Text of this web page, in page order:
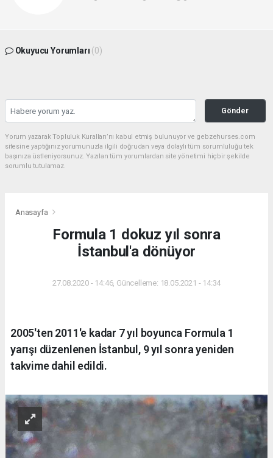
Okuyucu Yorumları (0)
Gönder
Yorum yazarak Topluluk Kuralları’nı kabul etmiş bulunuyor ve gebzehurses.com
sitesine yaptığınız yorumunuzla ilgili doğrudan veya dolaylı tüm sorumluluğu tek
başınıza üstleniyorsunuz. Yazılan tüm yorumlardan site yönetimi hiçbir şekilde
sorumlu tutulamaz.
Anasayfa
Formula 1 dokuz yıl sonra
İstanbul'a dönüyor
27.08.2020 - 14:46, Güncelleme: 18.05.2021 - 14:34
2005'ten 2011'e kadar 7 yıl boyunca Formula 1
yarışı düzenlenen İstanbul, 9 yıl sonra yeniden
takvime dahil edildi.